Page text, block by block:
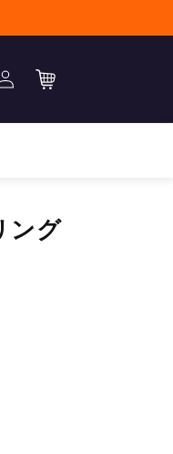
ー
ング